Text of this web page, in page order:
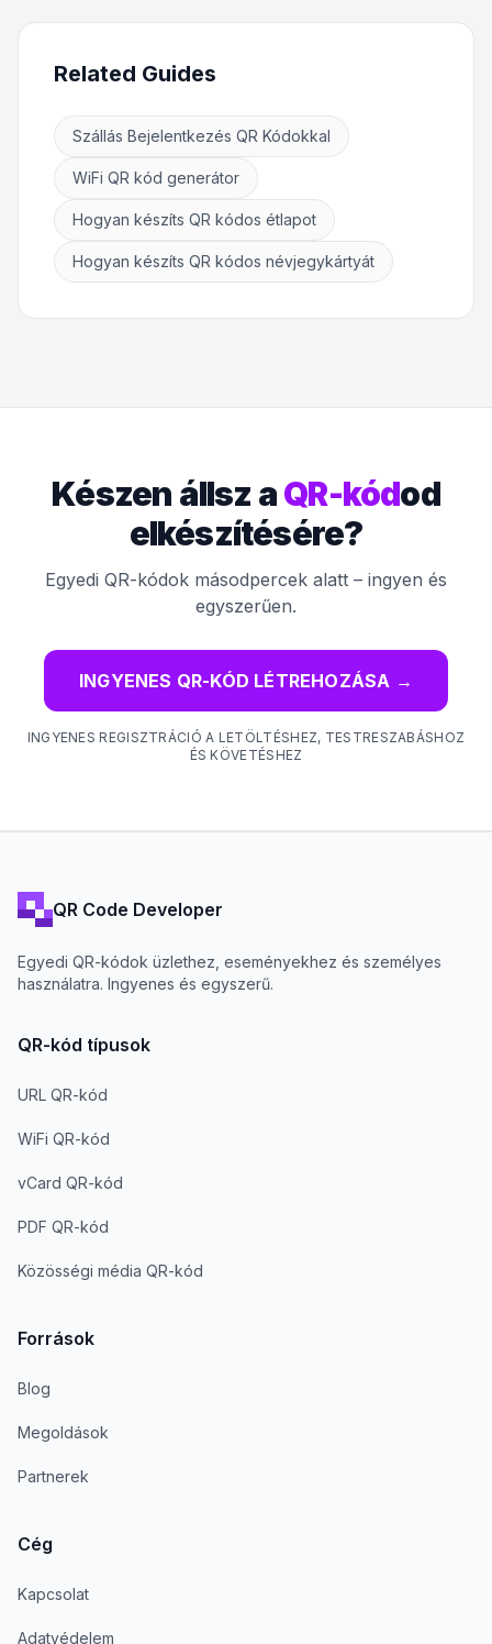
Related Guides
Szállás Bejelentkezés QR Kódokkal
WiFi QR kód generátor
Hogyan készíts QR kódos étlapot
Hogyan készíts QR kódos névjegykártyát
Készen állsz aQR-kódod
elkészítésére?
Egyedi QR-kódok másodpercek alatt – ingyen és
egyszerűen.
INGYENES QR-KÓD LÉTREHOZÁSA →
INGYENES REGISZTRÁCIÓ A LETÖLTÉSHEZ, TESTRESZABÁSHOZ
ÉS KÖVETÉSHEZ
QR Code Developer
Egyedi QR-kódok üzlethez, eseményekhez és személyes
használatra. Ingyenes és egyszerű.
QR-kód típusok
URL QR-kód
WiFi QR-kód
vCard QR-kód
PDF QR-kód
Közösségi média QR-kód
Források
Blog
Megoldások
Partnerek
Cég
Kapcsolat
Adatvédelem